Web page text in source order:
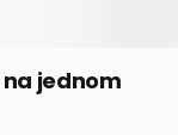
jednom